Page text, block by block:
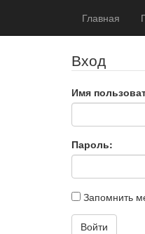
Главная
Вход
Имя
Пароль:
Запомнить
Войти